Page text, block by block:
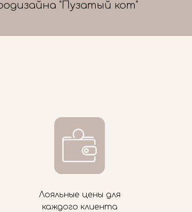
"Пузатый кот"
Лояльные цены для
каждого клиента